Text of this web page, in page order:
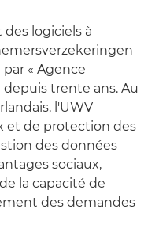
logiciels à
« Agence
depuis trente ans. Au
l'UWV
et de protection des
des données
sociaux,
la capacité de
des demandes